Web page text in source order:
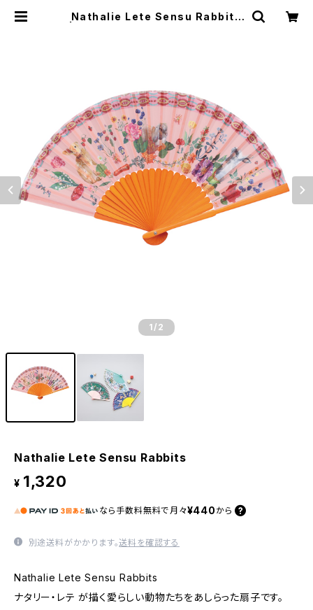
Nathalie Lete Sensu Rabbits
1 /2
Nathalie Lete Sensu Rabbits
¥ 1,320
なら 手数料無料で 月々¥440 から
別途送料がかかります。送料を確認する
Nathalie Lete Sensu Rabbits
ナタリー・レテ が描く愛らしい動物たちをあしらった扇子です。